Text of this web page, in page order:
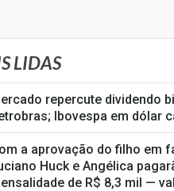
LIDAS
repercute dividendo
Ibovespa em dólar
a aprovação do filho em
Huck e Angélica
de R$ 8,3 mil —